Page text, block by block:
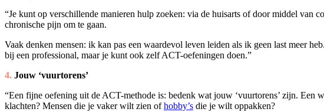
“Je kunt op verschillende manieren hulp zoeken: via de huisarts of door middel van
chronische pijn om te gaan.
Vaak denken mensen: ik kan pas een waardevol leven leiden als ik geen last meer
bij een professional, maar je kunt ook zelf ACT-oefeningen doen.”
4. Jouw ‘vuurtorens’
“Een fijne oefening uit de ACT-methode is: bedenk wat jouw ‘vuurtorens’ zijn.
klachten? Mensen die je vaker wilt zien ofhobby’s die je wilt oppakken?